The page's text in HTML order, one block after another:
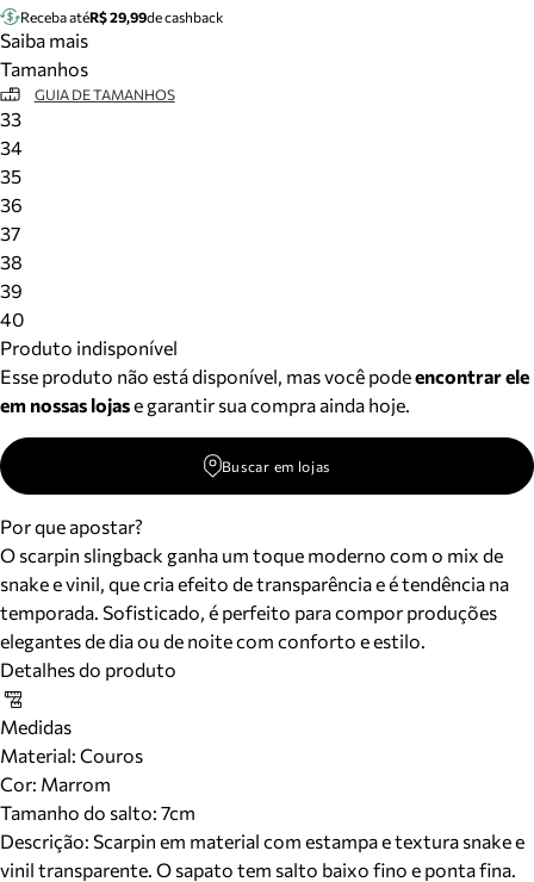
Tire dúvidas sobre pedidos, devoluções e mais.
Meus pedidos
Acompanhe seus pedidos e solicite devoluções.
Receba atéR$ 29,99de cashback
Saiba mais
Tamanhos
GUIA DE TAMANHOS
33
34
35
36
37
38
39
40
Produto indisponível
Esse produto não está disponível, mas você podeencontrar ele
em nossas lojase garantir sua compra ainda hoje.
Buscar em lojas
Por que apostar?
O scarpin slingback ganha um toque moderno com o mix de
snake e vinil, que cria efeito de transparência e é tendência na
temporada. Sofisticado, é perfeito para compor produções
elegantes de dia ou de noite com conforto e estilo.
Detalhes do produto
Medidas
Material: Couros
Cor: Marrom
Tamanho do salto: 7cm
Descrição: Scarpin em material com estampa e textura snake e
vinil transparente. O sapato tem salto baixo fino e ponta fina.